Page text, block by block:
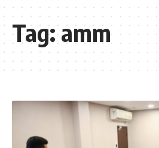
Tag:amm